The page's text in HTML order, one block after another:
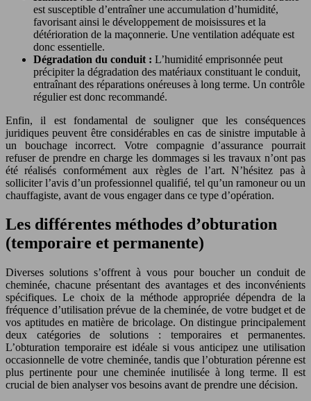
est susceptible d’entraîner une accumulation d’humidité,
favorisant ainsi le développement de moisissures et la
détérioration de la maçonnerie. Une ventilation adéquate est
donc essentielle.
Dégradation du conduit : L’humidité emprisonnée peut
précipiter la dégradation des matériaux constituant le conduit,
entraînant des réparations onéreuses à long terme. Un contrôle
régulier est donc recommandé.
Enfin, il est fondamental de souligner que les conséquences
juridiques peuvent être considérables en cas de sinistre imputable à
un bouchage incorrect. Votre compagnie d’assurance pourrait
refuser de prendre en charge les dommages si les travaux n’ont pas
été réalisés conformément aux règles de l’art. N’hésitez pas à
solliciter l’avis d’un professionnel qualifié, tel qu’un ramoneur ou un
chauffagiste, avant de vous engager dans ce type d’opération.
Les différentes méthodes d’obturation
(temporaire et permanente)
Diverses solutions s’offrent à vous pour boucher un conduit de
cheminée, chacune présentant des avantages et des inconvénients
spécifiques. Le choix de la méthode appropriée dépendra de la
fréquence d’utilisation prévue de la cheminée, de votre budget et de
vos aptitudes en matière de bricolage. On distingue principalement
deux catégories de solutions : temporaires et permanentes.
L’obturation temporaire est idéale si vous anticipez une utilisation
occasionnelle de votre cheminée, tandis que l’obturation pérenne est
plus pertinente pour une cheminée inutilisée à long terme. Il est
crucial de bien analyser vos besoins avant de prendre une décision.